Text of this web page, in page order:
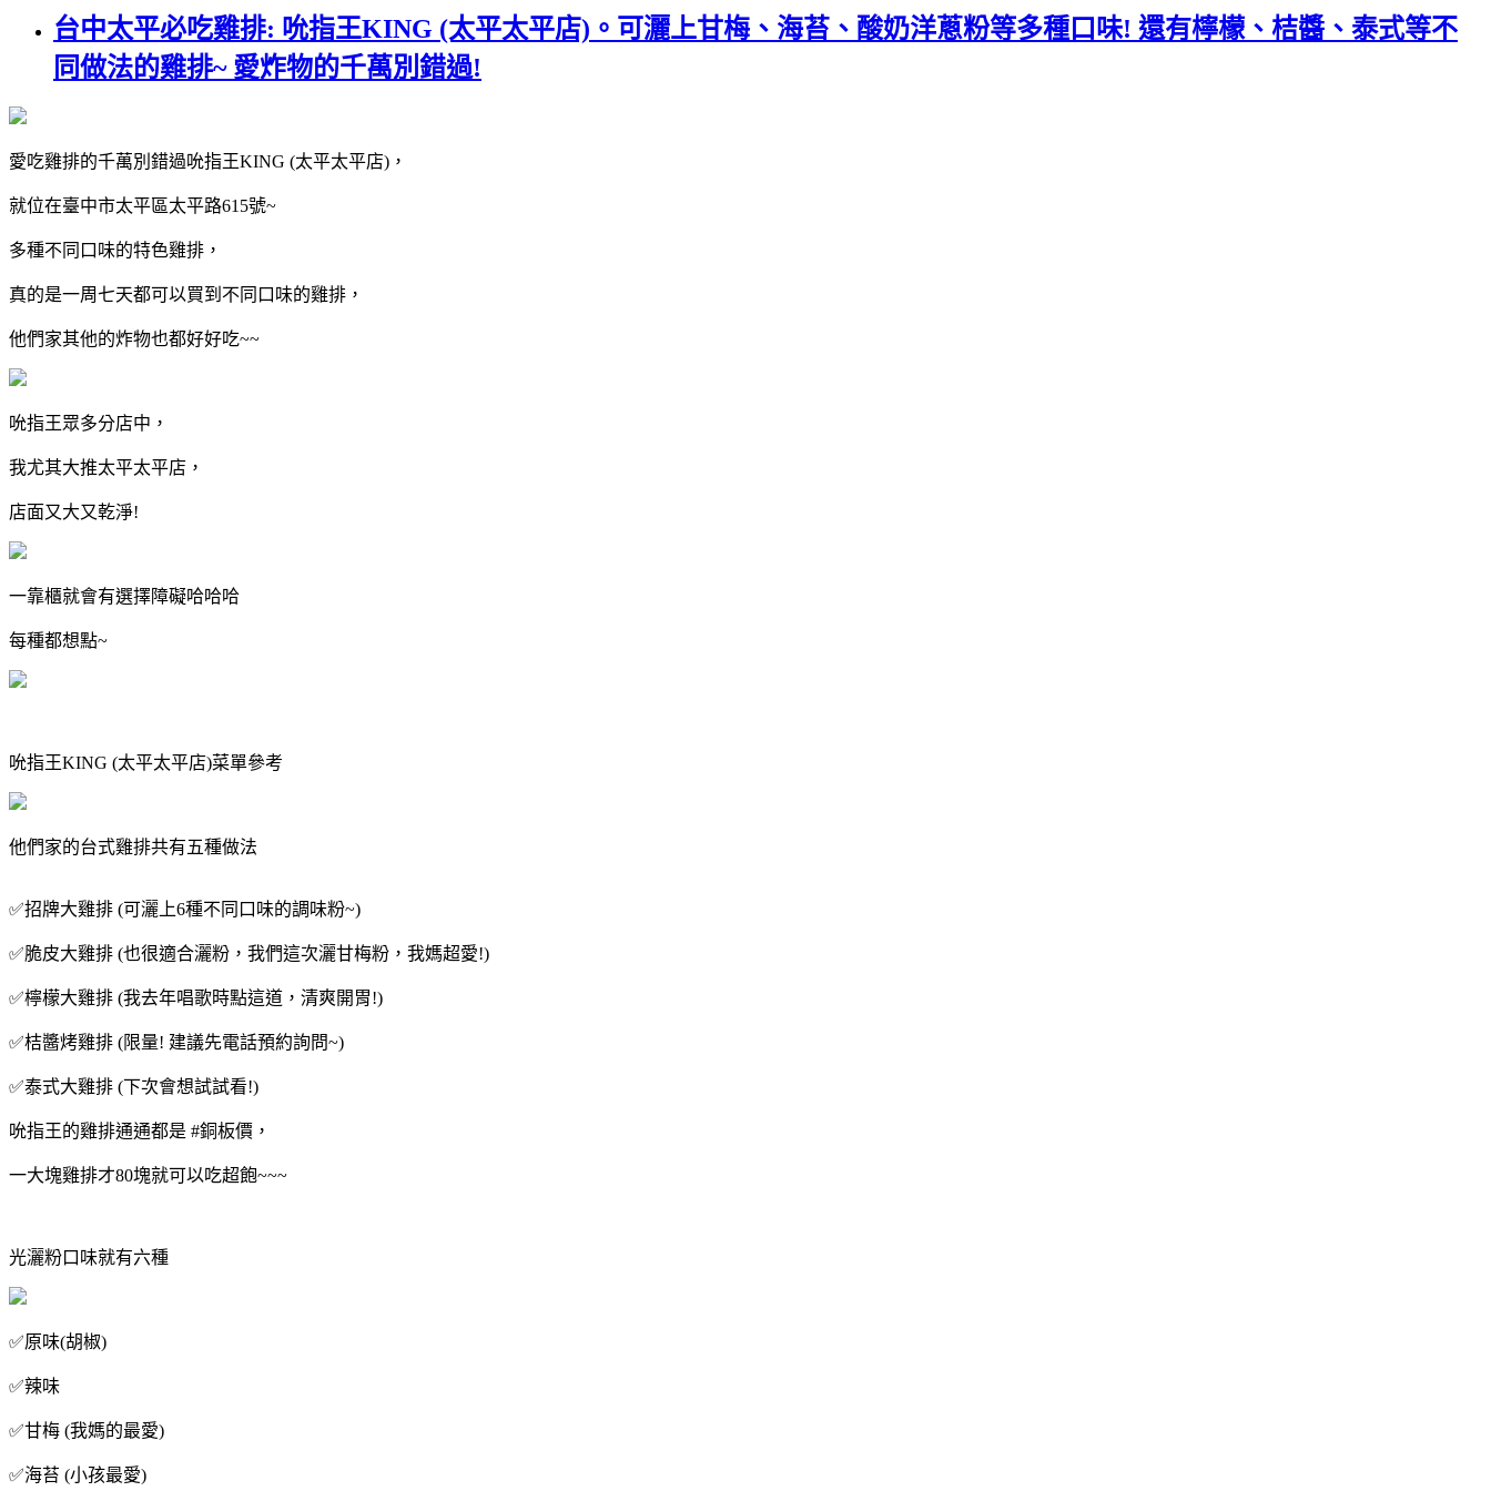
台中太平必吃雞排: 吮指王KING (太平太平店)。可灑上甘梅、海苔、酸奶洋蔥粉等多種口味! 還有檸檬、桔醬、泰式等不
同做法的雞排~ 愛炸物的千萬別錯過!
愛吃雞排的千萬別錯過吮指王KING (太平太平店)，
就位在臺中市太平區太平路615號~
多種不同口味的特色雞排，
真的是一周七天都可以買到不同口味的雞排，
他們家其他的炸物也都好好吃~~
吮指王眾多分店中，
我尤其大推太平太平店，
店面又大又乾淨!
一靠櫃就會有選擇障礙哈哈哈
每種都想點~
吮指王KING (太平太平店)菜單參考
他們家的台式雞排共有五種做法
✅️招牌大雞排 (可灑上6種不同口味的調味粉~)
✅️脆皮大雞排 (也很適合灑粉，我們這次灑甘梅粉，我媽超愛!)
✅️檸檬大雞排 (我去年唱歌時點這道，清爽開胃!)
✅️桔醬烤雞排 (限量! 建議先電話預約詢問~)
✅️泰式大雞排 (下次會想試試看!)
吮指王的雞排通通都是 #銅板價，
一大塊雞排才80塊就可以吃超飽~~~
光灑粉口味就有六種
✅️原味(胡椒)
✅️辣味
✅️甘梅 (我媽的最愛)
✅️海苔 (小孩最愛)